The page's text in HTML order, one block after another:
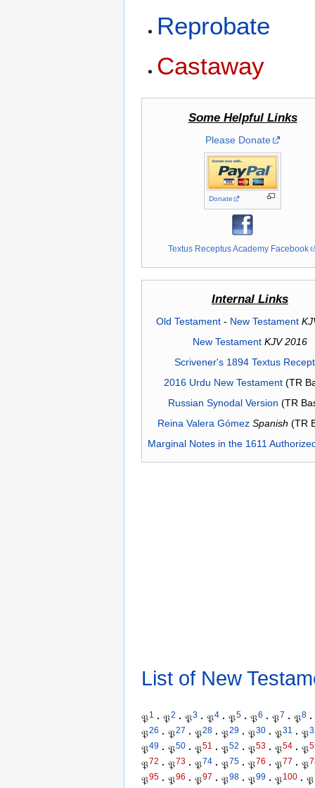
Reprobate
Castaway
Some Helpful Links
Please Donate
Donate
Textus Receptus Academy Facebook
Internal Links
Old Testament- New Testament
New Testament KJV 2016
Scrivener's 1894 Textus
2016 Urdu New Testament(TR
Russian Synodal Version (TR
Reina Valera Gómez Spanish (TR
Marginal Notes in the 1611
List of New
𝔓1 · 𝔓2 · 𝔓3 · 𝔓4 · 𝔓5 · 𝔓6 · 𝔓7 · 𝔓8 ·
𝔓26 · 𝔓27 · 𝔓28 · 𝔓29 · 𝔓30 · 𝔓31 · 𝔓
𝔓49 · 𝔓50 · 𝔓51 · 𝔓52 · 𝔓53 · 𝔓54 · 𝔓
𝔓72 · 𝔓73 · 𝔓74 · 𝔓75 · 𝔓76 · 𝔓77 · 𝔓
𝔓95 · 𝔓96 · 𝔓97 · 𝔓98 · 𝔓99 · 𝔓100 · 𝔓